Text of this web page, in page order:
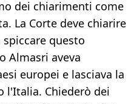
dei chiarimenti come
La Corte deve chiarire
questo
Almasri aveva
europei e lasciava la
l'Italia. Chiederò dei